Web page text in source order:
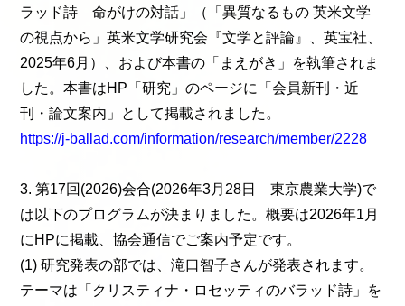
ラッド詩 命がけの対話」（「異質なるもの 英米文学
の視点から」英米文学研究会『文学と評論』、英宝社、
2025年6月）、および本書の「まえがき」を執筆されま
した。本書はHP「研究」のページに「会員新刊・近
刊・論文案内」として掲載されました。
https://j-ballad.com/information/research/member/2228
3. 第17回(2026)会合(2026年3月28日 東京農業大学)で
は以下のプログラムが決まりました。概要は2026年1月
にHPに掲載、協会通信でご案内予定です。
(1) 研究発表の部では、滝口智子さんが発表されます。
テーマは「クリスティナ・ロセッティのバラッド詩」を